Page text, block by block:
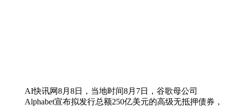
AI快讯网8月8日，当地时间8月7日，谷歌母公司
Alphabet宣布拟发行总额250亿美元的高级无抵押债券，